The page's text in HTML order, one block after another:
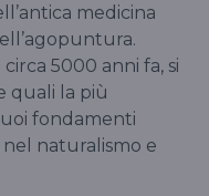
medicina
5000 anni fa, si
quali la più
fondamenti
naturalismo e